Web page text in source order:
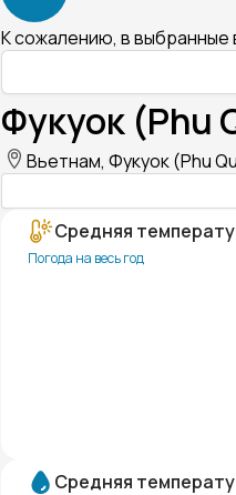
К сожалению, в выбранные
Фукуок (Phu
Вьетнам, Фукуок (Phu
Средняя
Погода на весь год
Средняя